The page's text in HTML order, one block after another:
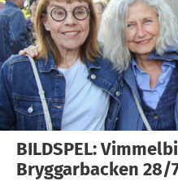
BILDSPEL:
Bryggarbacken 28/